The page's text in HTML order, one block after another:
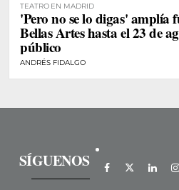
TEATRO EN MADRID
'Pero no se lo digas' amplía
Bellas Artes hasta el 23 de
público
ANDRÉS FIDALGO
SÍGUENOS